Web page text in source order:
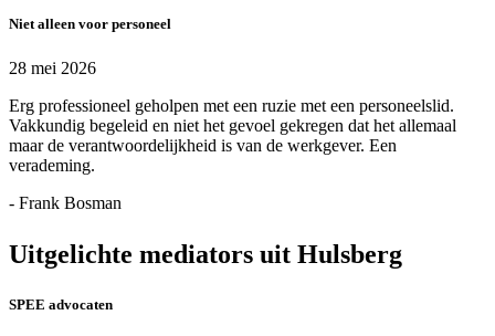
Niet alleen voor personeel
28 mei 2026
Erg professioneel geholpen met een ruzie met een personeelslid.
Vakkundig begeleid en niet het gevoel gekregen dat het allemaal
maar de verantwoordelijkheid is van de werkgever. Een
verademing.
- Frank Bosman
Uitgelichte mediators uit Hulsberg
SPEE advocaten